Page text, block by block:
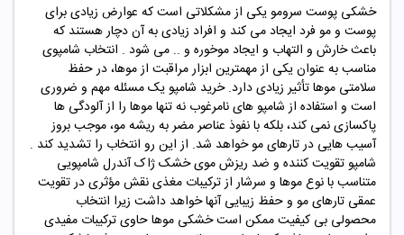
خشکی پوست سرومو یکی از مشکلاتی است که عوارض زیادی برای
پوست و مو فرد ایجاد می کند و افراد زیادی به آن دچار هستند که
باعث خارش و التهاب و ایجاد موخوره و .. می شود . انتخاب شامپوی
مناسب به عنوان یکی از مهمترین ابزار مراقبت از موها، در حفظ
سلامتی موها تأثیر زیادی دارد.خرید شامپو یک مسئله مهم و ضروری
است و استفاده از شامپو های نامرغوب نه تنها موها را از آلودگی ها
پاکسازی نمی کند، بلکه با نفوذ عناصر مضر به ریشه مو، موجب بروز
آسیب هایی در تارهای مو خواهد شد. از این رو انتخاب را تشدید کند .
شامپو تقویت کننده و ضد ریزش موی خشک ژاک آندرل شامپویی
متناسب با نوع موها و سرشار از ترکیبات مغذی نقش مؤثری در تقویت
عمقی تارهای مو و حفظ زیبایی آنها خواهد داشت زیرا انتخاب
محصولی بی کیفیت ممکن است خشکی موها حاوی ترکیبات مفیدی